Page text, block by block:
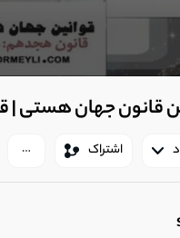
قانون جهان هستی
اشتراک